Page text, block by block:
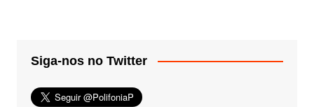
Siga-nos no Twitter